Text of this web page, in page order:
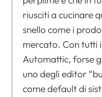
riusciti a cucinare
snello come i
mercato. Con tutti
Automattic, forse
uno degli editor
come default di